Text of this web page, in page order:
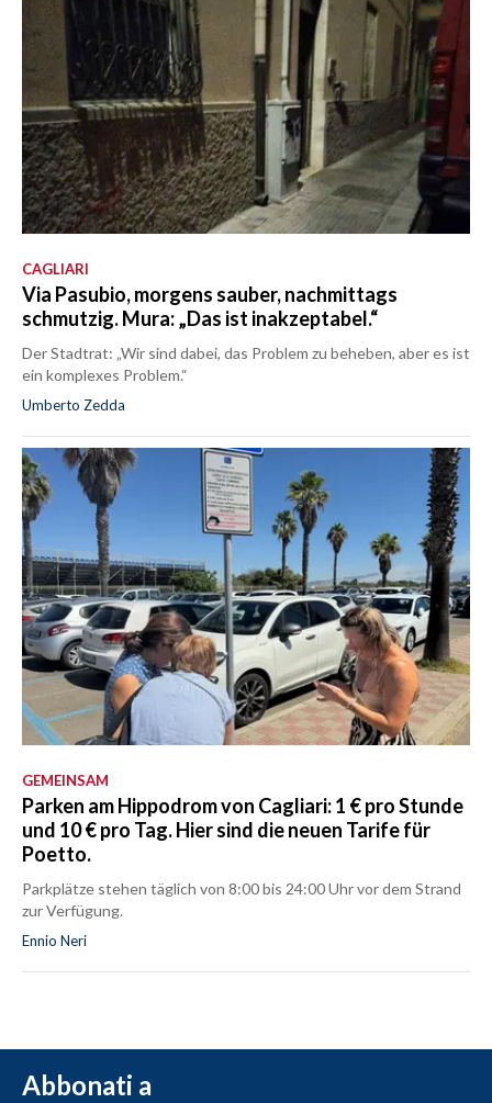
CAGLIARI
Via Pasubio, morgens sauber, nachmittags
schmutzig. Mura: „Das ist inakzeptabel.“
Der Stadtrat: „Wir sind dabei, das Problem zu beheben, aber es ist
ein komplexes Problem.“
Umberto Zedda
GEMEINSAM
Parken am Hippodrom von Cagliari: 1 € pro Stunde
und 10 € pro Tag. Hier sind die neuen Tarife für
Poetto.
Parkplätze stehen täglich von 8:00 bis 24:00 Uhr vor dem Strand
zur Verfügung.
Ennio Neri
Abbonati a